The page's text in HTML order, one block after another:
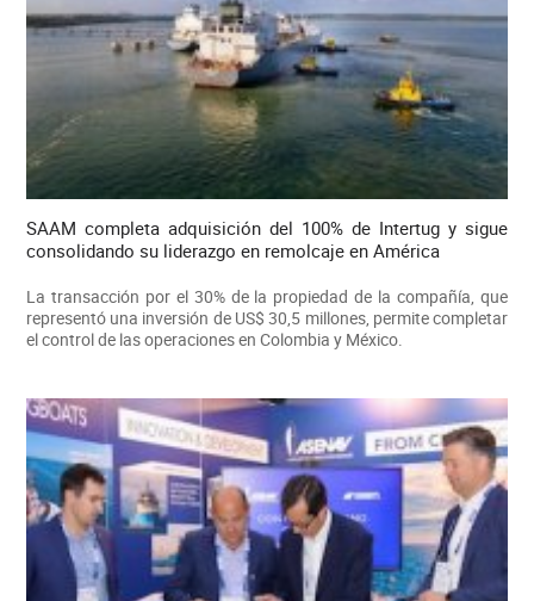
SAAM completa adquisición del 100% de Intertug y sigue
consolidando su liderazgo en remolcaje en América
La transacción por el 30% de la propiedad de la compañía, que
representó una inversión de US$ 30,5 millones, permite completar
el control de las operaciones en Colombia y México.